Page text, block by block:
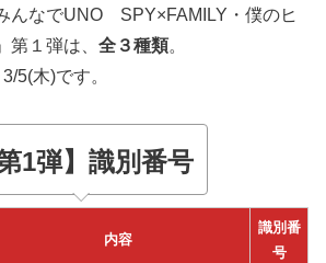
んなでUNO SPY×FAMILY・僕のヒ
第１弾は、 全３種類。
5(木)です。
第1弾】識別番号
内容
識別番
号